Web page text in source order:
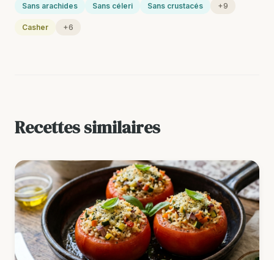
Sans arachides Sans céleri Sans crustacés +9
Casher +6
Recettes similaires